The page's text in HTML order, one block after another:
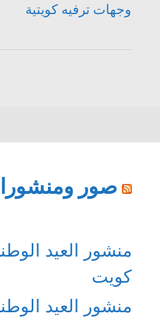
وجهات ترفيه كويتية
صور
منشور العيد
كويت
منشور العيد